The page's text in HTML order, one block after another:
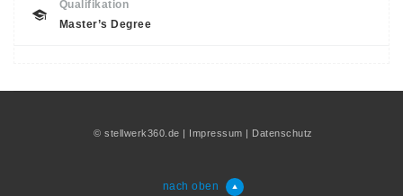
Qualifikation
Master’s Degree
©stellwerk360.de | Impressum | Datenschutz
nach oben